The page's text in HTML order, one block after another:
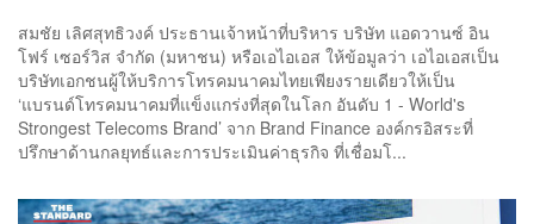
สมชัย เลิศสุทธิวงค์ ประธานเจ้าหน้าที่บริหาร บริษัท แอดวานซ์ อิน
โฟร์ เซอร์วิส จำกัด (มหาชน) หรือเอไอเอส ให้ข้อมูลว่า เอไอเอสเป็น
บริษัทเอกชนผู้ให้บริการโทรคมนาคมไทยเพียงรายเดียวให้เป็น
‘แบรนด์โทรคมนาคมที่แข็งแกร่งที่สุดในโลก อันดับ 1 - World's
Strongest Telecoms Brand’ จาก Brand Finance องค์กรอิสระที่
ปรึกษาด้านกลยุทธ์และการประเมินค่าธุรกิจ ที่เชื่อมโ...